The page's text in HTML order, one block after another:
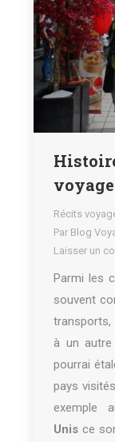
Récits
Par Blog
Laisser un
Parmi les
souvent
transports,
à un autre
pourrai
pays
exemple
Unis ce